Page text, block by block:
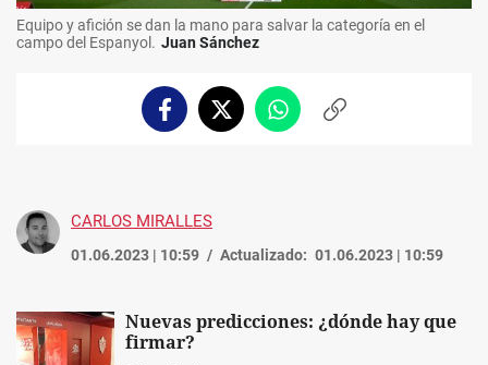
Equipo y afición se dan la mano para salvar la categoría en el
campo del Espanyol. Juan Sánchez
FacebookTwitterWhatsappCopiar
CARLOS MIRALLES
01.06.2023 | 10:59 Actualizado: 01.06.2023 | 10:59
Nuevas predicciones: ¿dónde hay que
firmar?